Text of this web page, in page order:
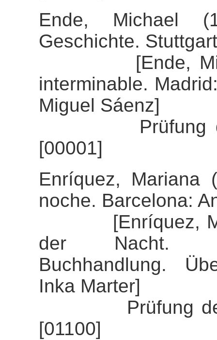
Ende, Michael
Geschichte.
[Ende,
interminable.
Miguel Sáenz]
Prüfung der
[00001]
Enríquez, Mariana
noche. Barcelona:
[Enríquez,
der Nacht.
Buchhandlung.
Inka Marter]
Prüfung der
[01100]